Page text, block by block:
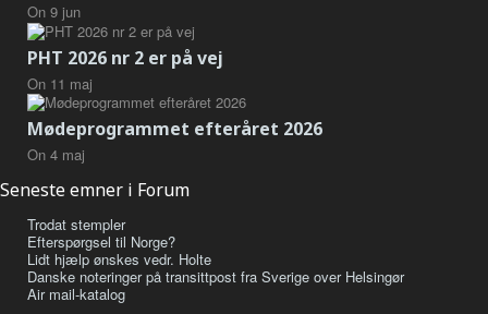
On 9 jun
PHT 2026 nr 2 er på vej
On 11 maj
Mødeprogrammet efteråret 2026
On 4 maj
Seneste emner i Forum
Trodat stempler
Efterspørgsel til Norge?
Lidt hjælp ønskes vedr. Holte
Danske noteringer på transittpost fra Sverige over Helsingør
Air mail-katalog